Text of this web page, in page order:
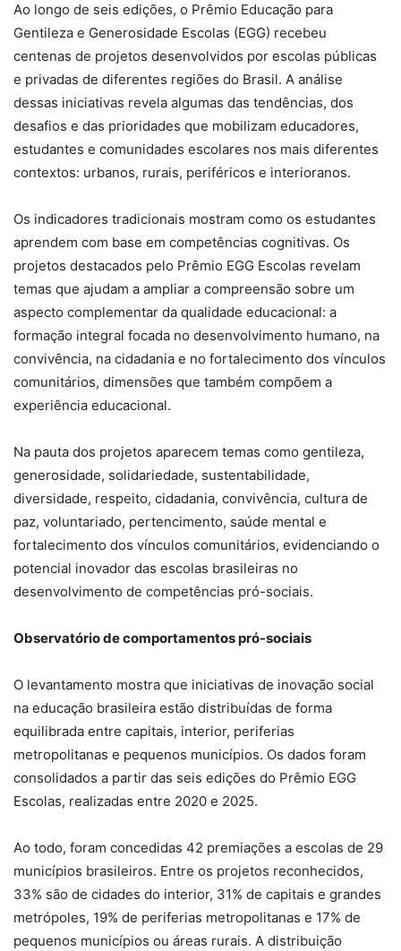
Ao longo de seis edições, o Prêmio Educação para
Gentileza e Generosidade Escolas (EGG) recebeu
centenas de projetos desenvolvidos por escolas públicas
e privadas de diferentes regiões do Brasil. A análise
dessas iniciativas revela algumas das tendências, dos
desafios e das prioridades que mobilizam educadores,
estudantes e comunidades escolares nos mais diferentes
contextos: urbanos, rurais, periféricos e interioranos.
Os indicadores tradicionais mostram como os estudantes
aprendem com base em competências cognitivas. Os
projetos destacados pelo Prêmio EGG Escolas revelam
temas que ajudam a ampliar a compreensão sobre um
aspecto complementar da qualidade educacional: a
formação integral focada no desenvolvimento humano, na
convivência, na cidadania e no fortalecimento dos vínculos
comunitários, dimensões que também compõem a
experiência educacional.
Na pauta dos projetos aparecem temas como gentileza,
generosidade, solidariedade, sustentabilidade,
diversidade, respeito, cidadania, convivência, cultura de
paz, voluntariado, pertencimento, saúde mental e
fortalecimento dos vínculos comunitários, evidenciando o
potencial inovador das escolas brasileiras no
desenvolvimento de competências pró-sociais.
Observatório de comportamentos pró-sociais
O levantamento mostra que iniciativas de inovação social
na educação brasileira estão distribuídas de forma
equilibrada entre capitais, interior, periferias
metropolitanas e pequenos municípios. Os dados foram
consolidados a partir das seis edições do Prêmio EGG
Escolas, realizadas entre 2020 e 2025.
Ao todo, foram concedidas 42 premiações a escolas de 29
municípios brasileiros. Entre os projetos reconhecidos,
33% são de cidades do interior, 31% de capitais e grandes
metrópoles, 19% de periferias metropolitanas e 17% de
pequenos municípios ou áreas rurais. A distribuição